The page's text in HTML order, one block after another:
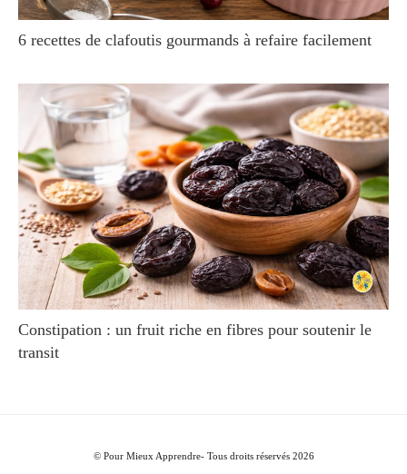
6 recettes de clafoutis gourmands à refaire facilement
Constipation : un fruit riche en fibres pour soutenir le
transit
© Pour Mieux Apprendre- Tous droits réservés 2026